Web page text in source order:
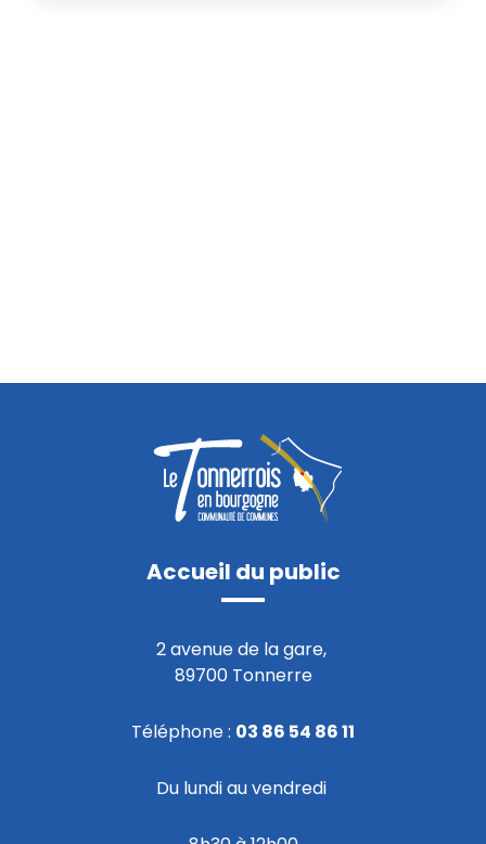
Accueil du public
2 avenue de la gare,
89700 Tonnerre
Téléphone : 03 86 54 86 11
Du lundi au vendredi